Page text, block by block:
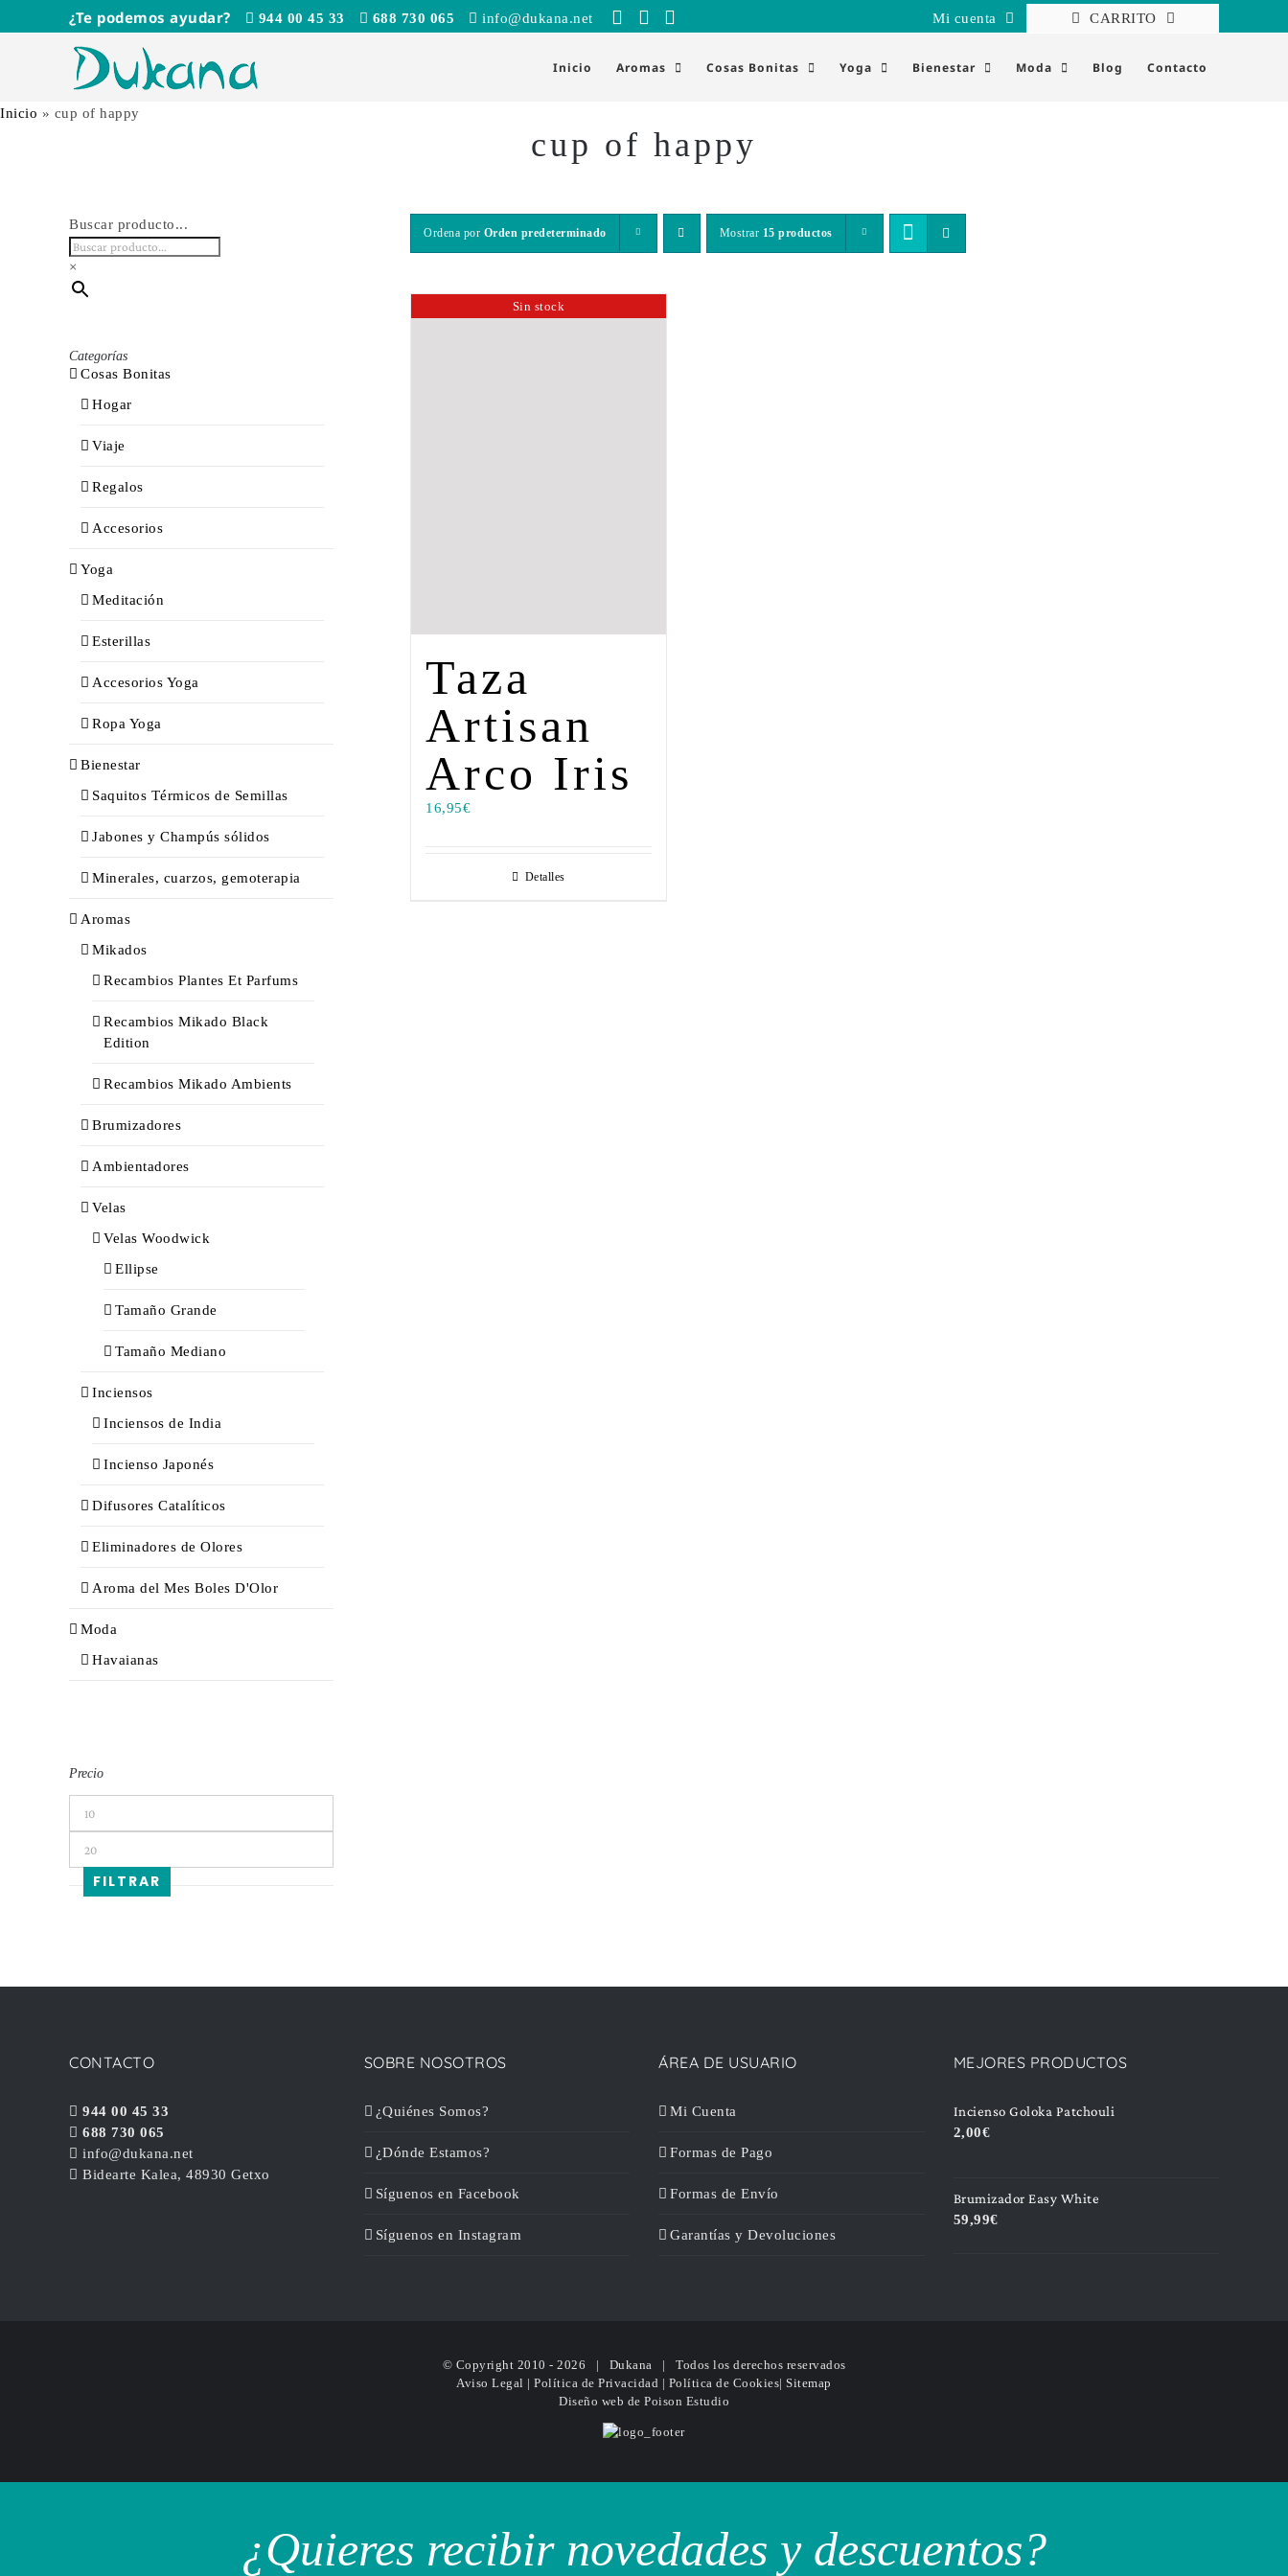
al
¿Te podemos ayudar? 944 00 45 33 688 730 065 info@dukana.net Mi cuenta CARRITO
Inicio Aromas Cosas Bonitas Yoga Bienestar Moda Blog Contacto
Inicio » cup of happy
cup of happy
Ordena por Orden predeterminado Mostrar 15 productos
Sin stock
Taza
Artisan
Arco Iris
16,95€
Detalles
Buscar producto...
×
Categorías
Cosas Bonitas
Hogar
Viaje
Regalos
Accesorios
Yoga
Meditación
Esterillas
Accesorios Yoga
Ropa Yoga
Bienestar
Saquitos Térmicos de Semillas
Jabones y Champús sólidos
Minerales, cuarzos, gemoterapia
Aromas
Mikados
Recambios Plantes Et Parfums
Recambios Mikado Black
Edition
Recambios Mikado Ambients
Brumizadores
Ambientadores
Velas
Velas Woodwick
Ellipse
Tamaño Grande
Tamaño Mediano
Inciensos
Inciensos de India
Incienso Japonés
Difusores Catalíticos
Eliminadores de Olores
Aroma del Mes Boles D'Olor
Moda
Havaianas
Precio
FILTRAR
CONTACTO
944 00 45 33
688 730 065
info@dukana.net
Bidearte Kalea, 48930 Getxo
SOBRE NOSOTROS
¿Quiénes Somos?
¿Dónde Estamos?
Síguenos en Facebook
Síguenos en Instagram
ÁREA DE USUARIO
Mi Cuenta
Formas de Pago
Formas de Envío
Garantías y Devoluciones
MEJORES PRODUCTOS
Incienso Goloka Patchouli
2,00€
Brumizador Easy White
59,99€
© Copyright 2010 - 2026 | Dukana | Todos los derechos reservados
Aviso Legal |Política de Privacidad | Política de Cookies|Sitemap
Diseño web de Poison Estudio
¿Quieres recibir novedades y descuentos?